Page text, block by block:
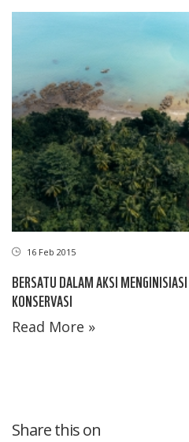
16 Feb 2015
BERSATU DALAM AKSI
KONSERVASI
Read More »
Share this on